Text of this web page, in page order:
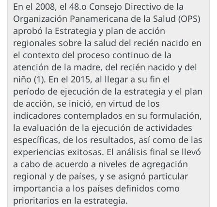
En el 2008, el 48.o Consejo Directivo de la
Organización Panamericana de la Salud (OPS)
aprobó la Estrategia y plan de acción
regionales sobre la salud del recién nacido en
el contexto del proceso continuo de la
atención de la madre, del recién nacido y del
niño (1). En el 2015, al llegar a su fin el
período de ejecución de la estrategia y el plan
de acción, se inició, en virtud de los
indicadores contemplados en su formulación,
la evaluación de la ejecución de actividades
específicas, de los resultados, así como de las
experiencias exitosas. El análisis final se llevó
a cabo de acuerdo a niveles de agregación
regional y de países, y se asignó particular
importancia a los países definidos como
prioritarios en la estrategia.